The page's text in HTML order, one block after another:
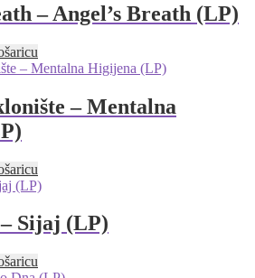
– Angel’s Breath (LP)
– Mentalna
Sijaj (LP)